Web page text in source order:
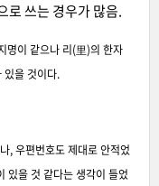
로 쓰는 경우가 많음.
명이 같으나 리(里)의 한자
있을 것이다.
, 우편번호도 제대로 안적었
있을 것 같다는 생각이 들었